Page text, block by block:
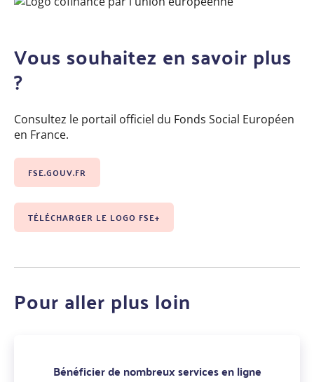
Vous souhaitez en savoir plus
?
Consultez le portail officiel du Fonds Social Européen
en France.
FSE.GOUV.FR
TÉLÉCHARGER LE LOGO FSE+
Pour aller plus loin
Bénéficier de nombreux services en ligne